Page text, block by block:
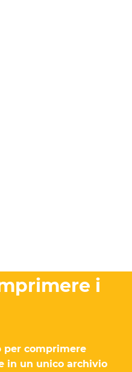
i
per comprimere
in un unico archivio